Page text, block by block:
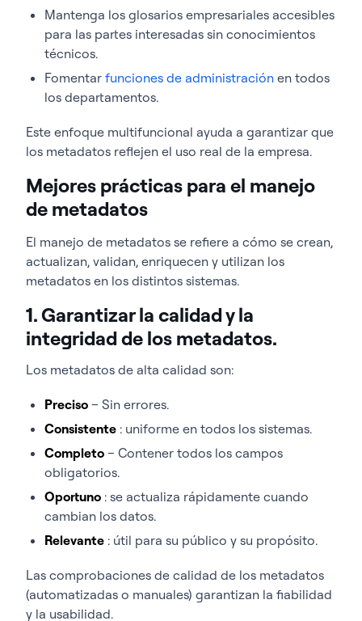
Mantenga los glosarios empresariales accesibles
para las partes interesadas sin conocimientos
técnicos.
Fomentar funciones de administración en todos
los departamentos.
Este enfoque multifuncional ayuda a garantizar que
los metadatos reflejen el uso real de la empresa.
Mejores prácticas para el manejo
de metadatos
El manejo de metadatos se refiere a cómo se crean,
actualizan, validan, enriquecen y utilizan los
metadatos en los distintos sistemas.
1. Garantizar la calidad y la
integridad de los metadatos.
Los metadatos de alta calidad son:
Preciso – Sin errores.
Consistente : uniforme en todos los sistemas.
Completo – Contener todos los campos
obligatorios.
Oportuno : se actualiza rápidamente cuando
cambian los datos.
Relevante : útil para su público y su propósito.
Las comprobaciones de calidad de los metadatos
(automatizadas o manuales) garantizan la fiabilidad
y la usabilidad.